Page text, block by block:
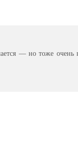
— но тоже очень